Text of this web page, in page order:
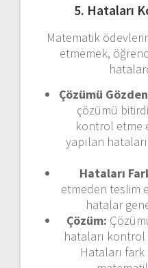
5. Hataları
Matematik
etmemek,
Çözümü
çözümü
kontrol etme
yapılan
Hataları
etmeden teslim
hatalar
Çözüm:
hataları kontrol
Hataları